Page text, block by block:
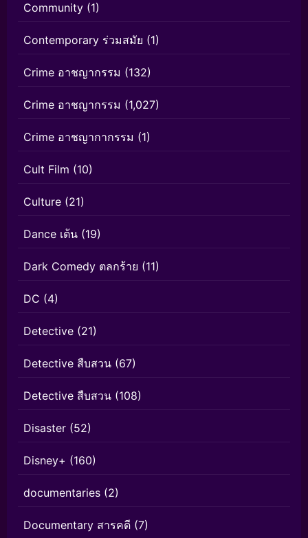
Community (1)
Contemporary ร่วมสมัย (1)
Crime อาชญากรรม (132)
Crime อาชญากรรม (1,027)
Crime อาชญากากรรม (1)
Cult Film (10)
Culture (21)
Dance เต้น (19)
Dark Comedy ตลกร้าย (11)
DC (4)
Detective (21)
Detective สืบสวน (67)
Detective สืบสวน (108)
Disaster (52)
Disney+ (160)
documentaries (2)
Documentary สารคดี (7)